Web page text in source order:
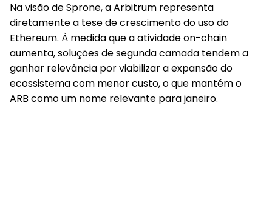
Na visão de Sprone, a Arbitrum representa
diretamente a tese de crescimento do uso do
Ethereum. À medida que a atividade on-chain
aumenta, soluções de segunda camada tendem a
ganhar relevância por viabilizar a expansão do
ecossistema com menor custo, o que mantém o
ARB como um nome relevante para janeiro.